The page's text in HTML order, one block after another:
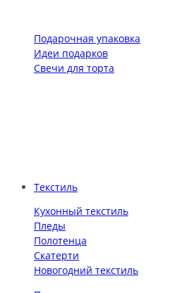
Подарочная упаковка
Идеи подарков
Свечи для торта
Текстиль
Кухонный текстиль
Пледы
Полотенца
Скатерти
Новогодний текстиль